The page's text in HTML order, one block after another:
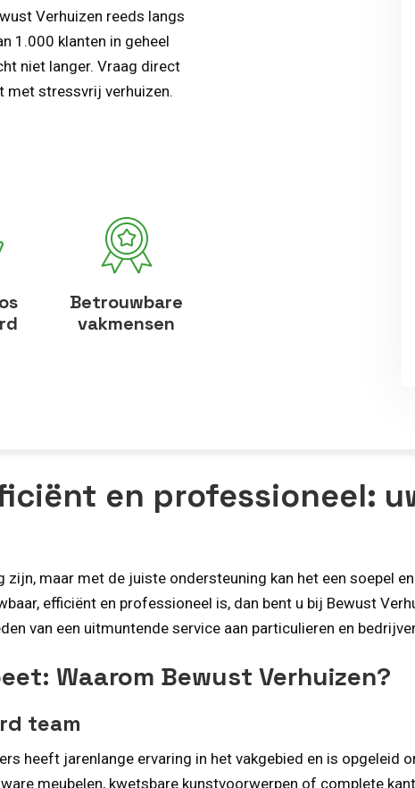
Verhuizen reeds langs
1.000 klanten in geheel
niet langer. Vraag direct
met stressvrij verhuizen.
Betrouwbare
vakmensen
en professioneel:
zijn, maar met de juiste ondersteuning kan het een soepel
efficiënt en professioneel is, dan bent u bij Bewust
van een uitmuntende service aan particulieren en
Waarom Bewust Verhuizen?
team
heeft jarenlange ervaring in het vakgebied en is
meubelen, kwetsbare kunstvoorwerpen of complete